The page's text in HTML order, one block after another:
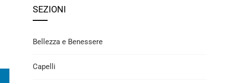
SEZIONI
Bellezza e Benessere
Capelli